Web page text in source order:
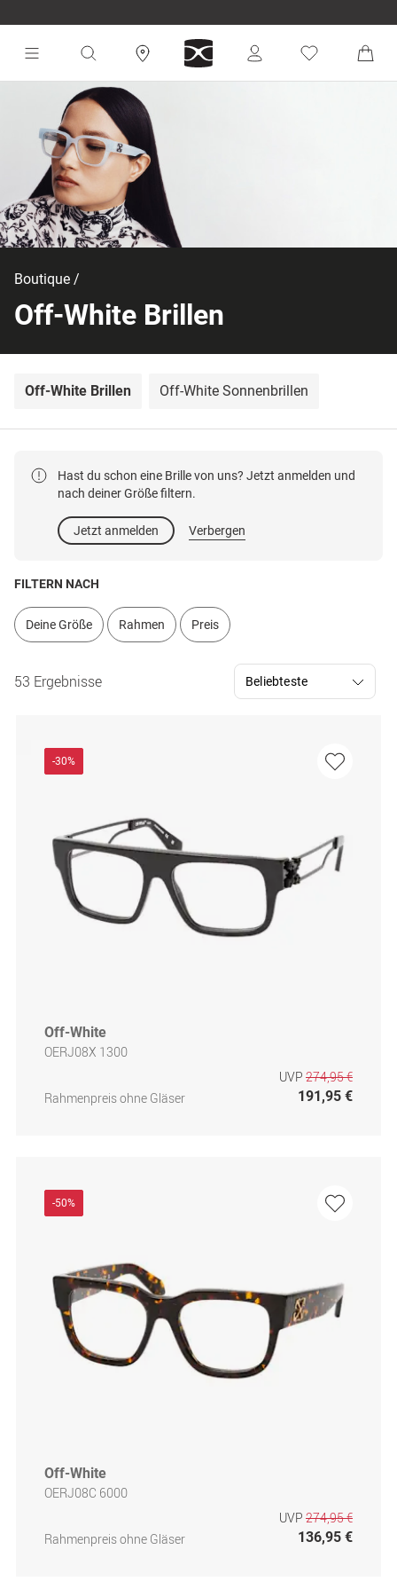
Boutique
Off-White Brillen
Off-White Brillen Off-White Sonnenbrillen
Hast du schon eine Brille von uns? Jetzt anmelden und
nach deiner Größe filtern.
Jetzt anmelden Verbergen
FILTERN NACH
Deine Größe Rahmen Preis
53 Ergebnisse
-30%
Off-White
OERJ08X 1300
Rahmenpreis ohne Gläser
UVP 274,95 €
191,95 €
-50%
Off-White
OERJ08C 6000
Rahmenpreis ohne Gläser
UVP 274,95 €
136,95 €